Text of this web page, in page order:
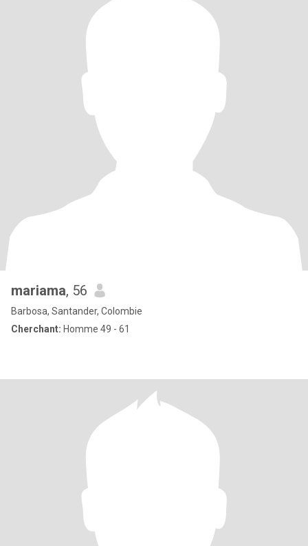
mariama, 56
Barbosa, Santander, Colombie
Cherchant: Homme 49 - 61